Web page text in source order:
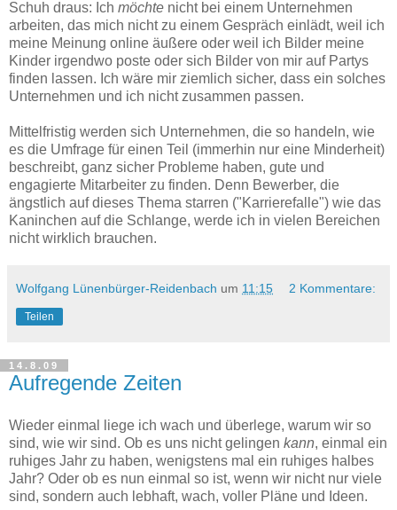
Schuh draus: Ich möchte nicht bei einem Unternehmen
arbeiten, das mich nicht zu einem Gespräch einlädt, weil ich
meine Meinung online äußere oder weil ich Bilder meine
Kinder irgendwo poste oder sich Bilder von mir auf Partys
finden lassen. Ich wäre mir ziemlich sicher, dass ein solches
Unternehmen und ich nicht zusammen passen.
Mittelfristig werden sich Unternehmen, die so handeln, wie
es die Umfrage für einen Teil (immerhin nur eine Minderheit)
beschreibt, ganz sicher Probleme haben, gute und
engagierte Mitarbeiter zu finden. Denn Bewerber, die
ängstlich auf dieses Thema starren ("Karrierefalle") wie das
Kaninchen auf die Schlange, werde ich in vielen Bereichen
nicht wirklich brauchen.
Wolfgang Lünenbürger-Reidenbach um 11:15 2 Kommentare:
Teilen
14.8.09
Aufregende Zeiten
Wieder einmal liege ich wach und überlege, warum wir so
sind, wie wir sind. Ob es uns nicht gelingen kann, einmal ein
ruhiges Jahr zu haben, wenigstens mal ein ruhiges halbes
Jahr? Oder ob es nun einmal so ist, wenn wir nicht nur viele
sind, sondern auch lebhaft, wach, voller Pläne und Ideen.